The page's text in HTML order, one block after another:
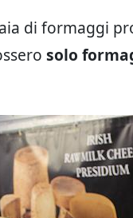
di formaggi
solo